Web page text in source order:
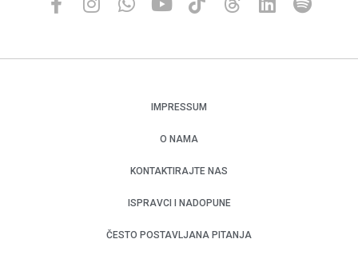
IMPRESSUM
O NAMA
KONTAKTIRAJTE NAS
ISPRAVCI I NADOPUNE
ČESTO POSTAVLJANA PITANJA